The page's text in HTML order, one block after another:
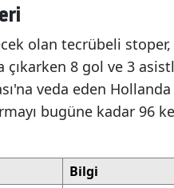
olan tecrübeli
çıkarken 8 gol ve 3
veda eden Hollanda
bugüne kadar 96
Bilgi